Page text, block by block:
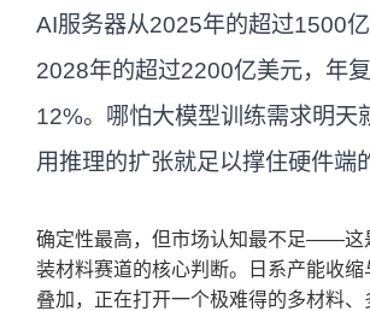
AI服务器从2025年的超过1500
2028年的超过2200亿美元，年
12%。哪怕大模型训练需求明天
用推理的扩张就足以撑住硬件端
确定性最高，但市场认知最不足——这
装材料赛道的核心判断。日系产能收缩
叠加，正在打开一个极难得的多材料